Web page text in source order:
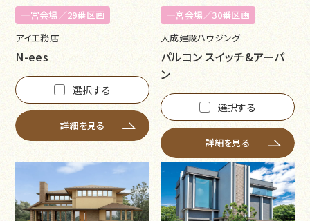
一宮会場／29番区画
アイ工務店
N-ees
選択する
詳細を見る
一宮会場／30番区画
大成建設ハウジング
パルコン スイッチ&アーバ
ン
選択する
詳細を見る